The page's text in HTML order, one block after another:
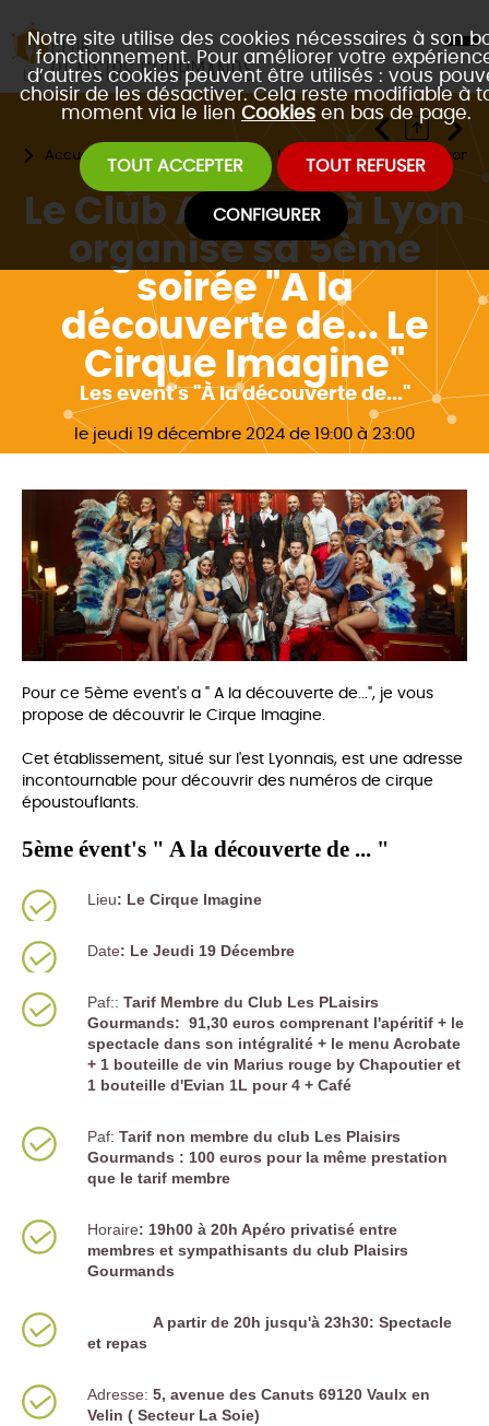
Notre site utilise des cookies nécessaires à son
fonctionnement. Pour améliorer votre
d’autres cookies peuvent être utilisés : vous
choisir de les désactiver. Cela reste modifiable à
moment via le lien Cookies en bas de page.
TOUT ACCEPTER TOUT REFUSER
CONFIGURER
Accueil Les évènements Les 3 formats de
Le Club Affaires à Lyon
organise sa 5ème
soirée "A la
découverte de... Le
Cirque Imagine"
Les event's "À la découverte de..."
le jeudi 19 décembre 2024 de 19:00 à 23:00
Pour ce 5ème event's a " A la découverte de...", je vous
propose de découvrir le Cirque Imagine.
Cet établissement, situé sur l'est Lyonnais, est une adresse
incontournable pour découvrir des numéros de cirque
époustouflants.
5ème évent's " A la découverte de ... "
Lieu: Le Cirque Imagine
Date: Le Jeudi 19 Décembre
Paf:: Tarif Membre du Club Les PLaisirs
Gourmands: 91,30 euros comprenant l'apéritif + le
spectacle dans son intégralité + le menu Acrobate
+ 1 bouteille de vin Marius rouge by Chapoutier et
1 bouteille d'Evian 1L pour 4 + Café
Paf: Tarif non membre du club Les Plaisirs
Gourmands : 100 euros pour la même prestation
que le tarif membre
Horaire: 19h00 à 20h Apéro privatisé entre
membres et sympathisants du club Plaisirs
Gourmands
A partir de 20h jusqu'à 23h30: Spectacle
et repas
Adresse: 5, avenue des Canuts 69120 Vaulx en
Velin ( Secteur La Soie)